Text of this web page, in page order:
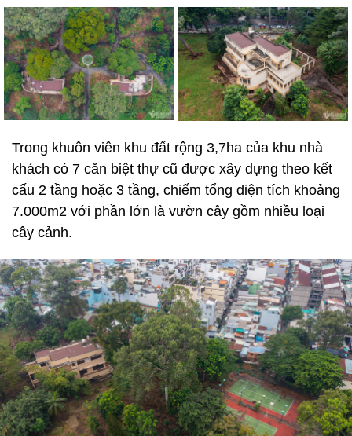
Trong khuôn viên khu đất rộng 3,7ha của khu nhà
khách có 7 căn biệt thự cũ được xây dựng theo kết
cấu 2 tầng hoặc 3 tầng, chiếm tổng diện tích khoảng
7.000m2 với phần lớn là vườn cây gồm nhiều loại
cây cảnh.